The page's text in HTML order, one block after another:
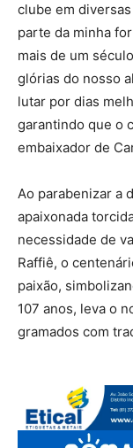
clube em
parte da minha
mais de um
glórias do nosso
lutar por dias
garantindo que o
embaixador de
Ao parabenizar a
apaixonada
necessidade de
Raffiê, o
paixão,
107 anos, leva o
gramados com